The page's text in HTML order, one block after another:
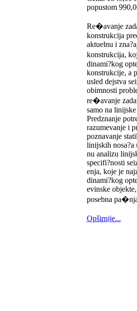
popustom
Re�avanje
konstrukcija
aktuelnu i
konstrukcija,
dinami?kog
konstrukcije, a
usled dejstva
obimnosti
re�avanje
samo na linijske
Predznanje
razumevanje i
poznavanje
linijskih nosa?a
nu analizu
specifi?nosti
enja, koje je
dinami?kog
evinske
posebna
Opširnije...